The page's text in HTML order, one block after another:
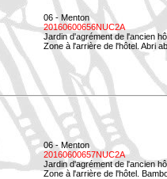
06 - Menton
20160600656NUC2A
Jardin d'agrément de l'ancien
Zone à l'arrière de l'hôtel. Abri
06 - Menton
20160600657NUC2A
Jardin d'agrément de l'ancien
Zone à l'arrière de l'hôtel.